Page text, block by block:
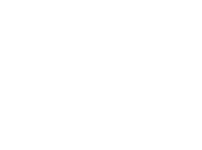
tinha colocado. O
uma chance. Aí eu vou